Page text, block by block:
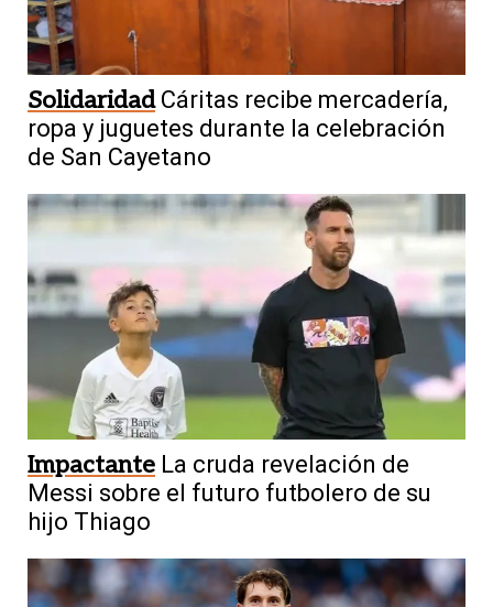
Solidaridad Cáritas recibe mercadería,
ropa y juguetes durante la celebración
de San Cayetano
Impactante La cruda revelación de
Messi sobre el futuro futbolero de su
hijo Thiago